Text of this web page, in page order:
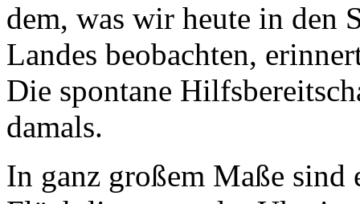
dem, was wir heute in den
Landes beobachten,
Die spontane
damals.
In ganz großem Maße sind